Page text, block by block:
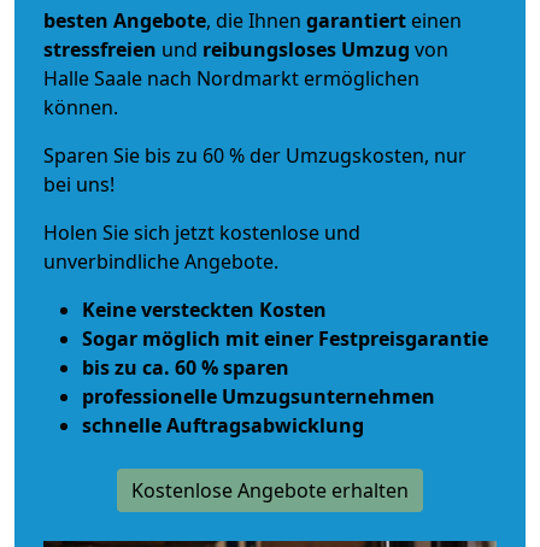
besten Angebote, die Ihnen garantiert einen
stressfreien und reibungsloses Umzug von
Halle Saale nach Nordmarkt ermöglichen
können.
Sparen Sie bis zu 60 % der Umzugskosten, nur
bei uns!
Holen Sie sich jetzt kostenlose und
unverbindliche Angebote.
Keine versteckten Kosten
Sogar möglich mit einer Festpreisgarantie
bis zu ca. 60 % sparen
professionelle Umzugsunternehmen
schnelle Auftragsabwicklung
Kostenlose Angebote erhalten